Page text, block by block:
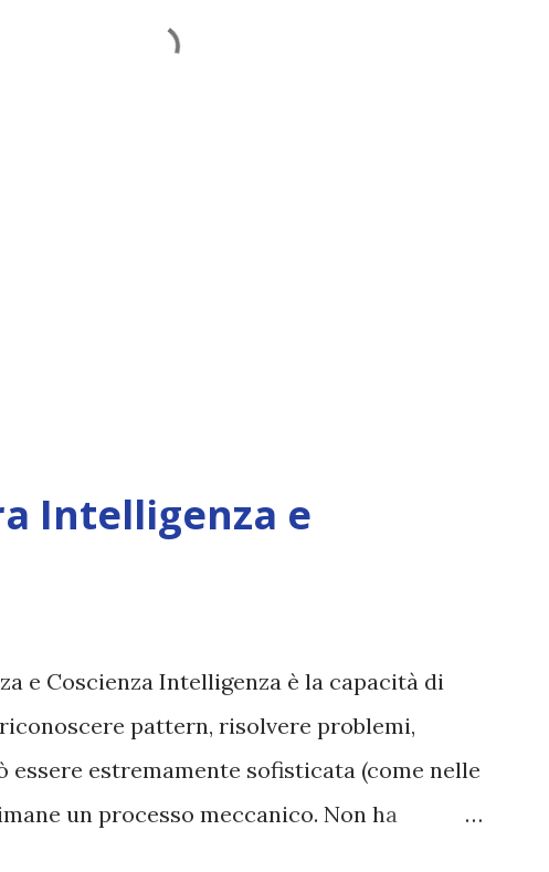
Intelligenza e
e Coscienza Intelligenza è la capacità di
pattern, risolvere problemi,
estremamente sofisticata (come nelle
un processo meccanico. Non ha